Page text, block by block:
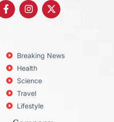
Breaking News
Health
Science
Travel
Lifestyle